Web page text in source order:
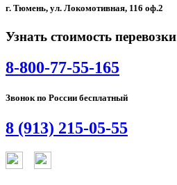
г. Тюмень, ул. Локомотивная, 116 оф.2
Узнать стоимость перевозки
8-800-77-55-165
Звонок по России бесплатный
8 (913) 215-05-55